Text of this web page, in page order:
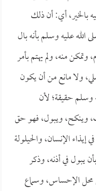
بالخير، أي: أن ذلك
عليه وسلم بأنه بال
وتمكن منه، ولم يهتم بأمر
ولا مانع من أن يكون
وسلم حقيقة؛ لأن
وينكح، ويبول، فهو حق
الإنسان، والحيلولة
يبول في أذنه، وذكر
محل الإحساس، وسماع